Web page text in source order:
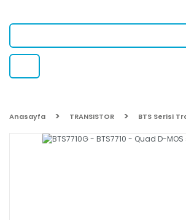
Anasayfa TRANSISTOR BTS Serisi